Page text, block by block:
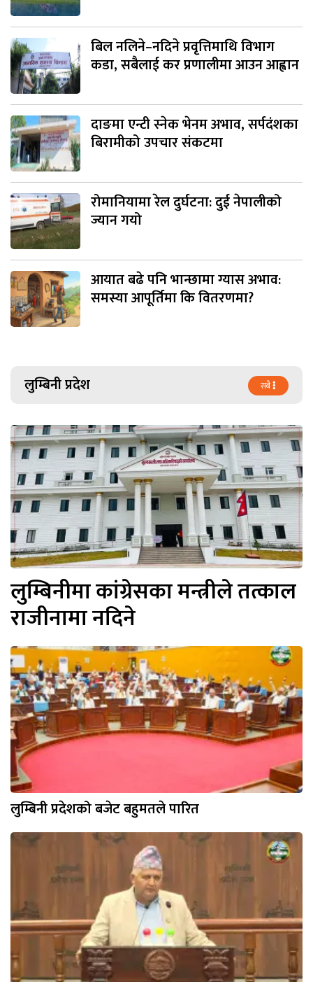
बिल नलिने–नदिने प्रवृत्तिमाथि विभाग
कडा, सबैलाई कर प्रणालीमा आउन आह्वान
दाङमा एन्टी स्नेक भेनम अभाव, सर्पदंशका
बिरामीको उपचार संकटमा
रोमानियामा रेल दुर्घटना: दुई नेपालीको
ज्यान गयो
आयात बढे पनि भान्छामा ग्यास अभाव:
समस्या आपूर्तिमा कि वितरणमा?
लुम्बिनी प्रदेश सबै
लुम्बिनीमा कांग्रेसका मन्त्रीले तत्काल
राजीनामा नदिने
लुम्बिनी प्रदेशको बजेट बहुमतले पारित